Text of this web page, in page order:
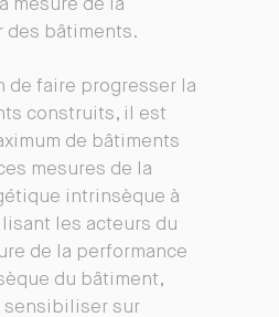
mesure de la
des bâtiments.
de faire progresser la
construits, il est
de bâtiments
mesures de la
intrinsèque à
les acteurs du
de la performance
du bâtiment,
sensibiliser sur